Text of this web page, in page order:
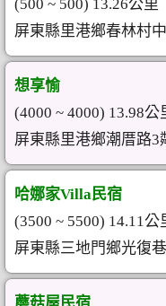
(500 ~ 500) 13.26公里
屏東縣里港鄉春林村
想享愉
(4000 ~ 4000) 13.98公
屏東縣里港鄉潮厝路3
哈娜家Villa民宿
(3500 ~ 5500) 14.11公
屏東縣三地門鄉光復